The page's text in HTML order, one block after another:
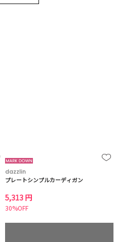
dazzlin
プレートシンプルカーディガン
5,313 円
30%OFF